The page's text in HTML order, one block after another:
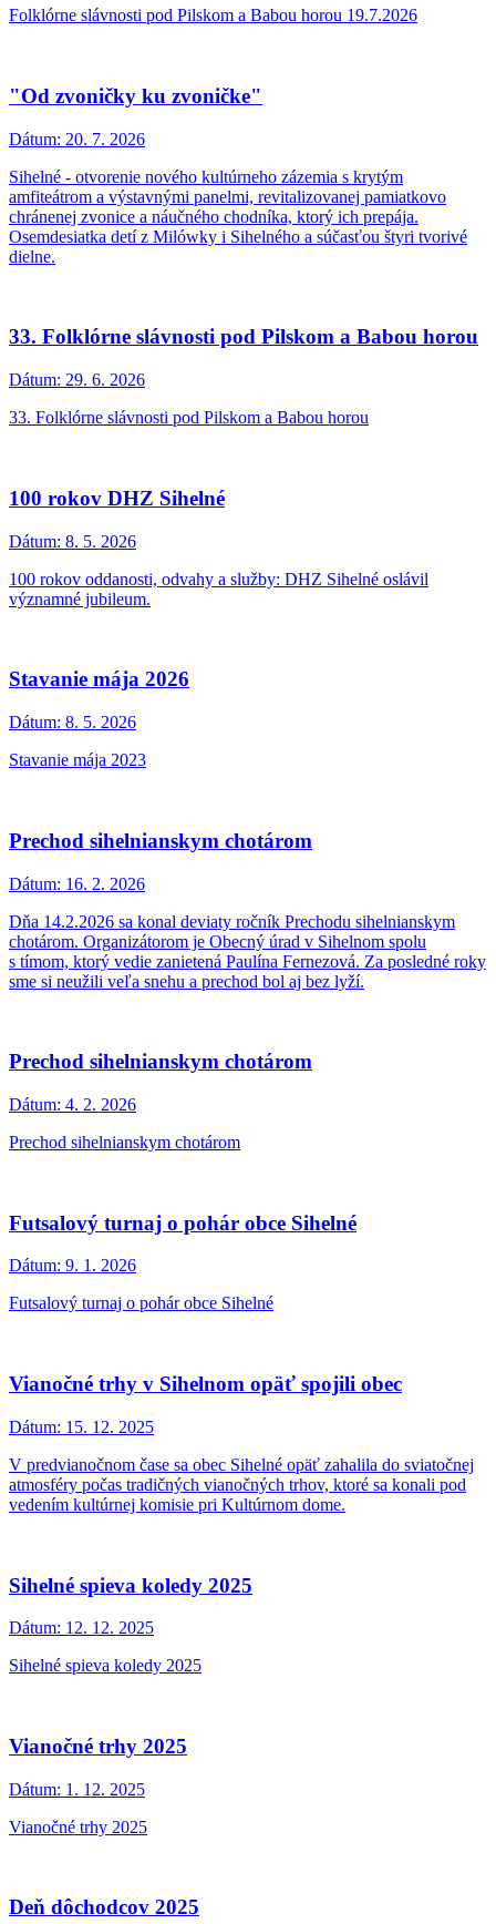
Folklórne slávnosti pod Pilskom a Babou horou 19.7.2026
"Od zvoničky ku zvoničke"
Dátum: 20. 7. 2026
Sihelné - otvorenie nového kultúrneho zázemia s krytým
amfiteátrom a výstavnými panelmi, revitalizovanej pamiatkovo
chránenej zvonice a náučného chodníka, ktorý ich prepája.
Osemdesiatka detí z Milówky i Sihelného a súčasťou štyri tvorivé
dielne.
33. Folklórne slávnosti pod Pilskom a Babou horou
Dátum: 29. 6. 2026
33. Folklórne slávnosti pod Pilskom a Babou horou
100 rokov DHZ Sihelné
Dátum: 8. 5. 2026
100 rokov oddanosti, odvahy a služby: DHZ Sihelné oslávil
významné jubileum.
Stavanie mája 2026
Dátum: 8. 5. 2026
Stavanie mája 2023
Prechod sihelnianskym chotárom
Dátum: 16. 2. 2026
Dňa 14.2.2026 sa konal deviaty ročník Prechodu sihelnianskym
chotárom. Organizátorom je Obecný úrad v Sihelnom spolu
s tímom, ktorý vedie zanietená Paulína Fernezová. Za posledné roky
sme si neužili veľa snehu a prechod bol aj bez lyží.
Prechod sihelnianskym chotárom
Dátum: 4. 2. 2026
Prechod sihelnianskym chotárom
Futsalový turnaj o pohár obce Sihelné
Dátum: 9. 1. 2026
Futsalový turnaj o pohár obce Sihelné
Vianočné trhy v Sihelnom opäť spojili obec
Dátum: 15. 12. 2025
V predvianočnom čase sa obec Sihelné opäť zahalila do sviatočnej
atmosféry počas tradičných vianočných trhov, ktoré sa konali pod
vedením kultúrnej komisie pri Kultúrnom dome.
Sihelné spieva koledy 2025
Dátum: 12. 12. 2025
Sihelné spieva koledy 2025
Vianočné trhy 2025
Dátum: 1. 12. 2025
Vianočné trhy 2025
Deň dôchodcov 2025